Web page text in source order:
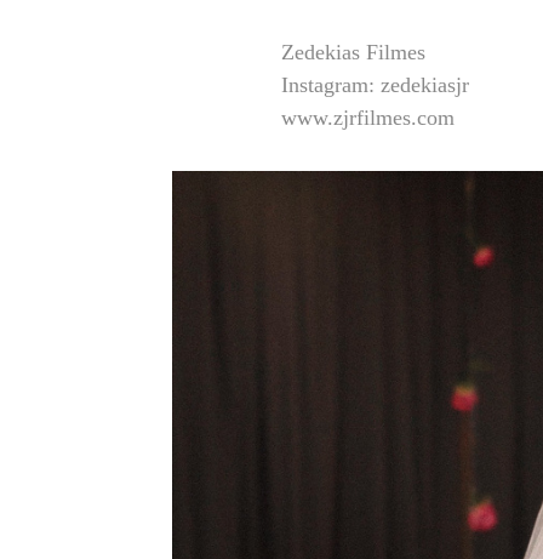
Zedekias Filmes
Instagram: zedekiasjr
www.zjrfilmes.com